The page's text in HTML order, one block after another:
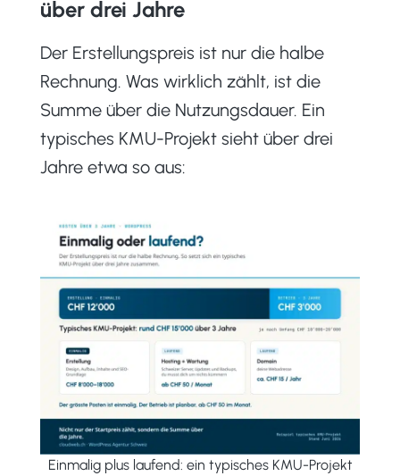
über drei Jahre
Der Erstellungspreis ist nur die halbe
Rechnung. Was wirklich zählt, ist die
Summe über die Nutzungsdauer. Ein
typisches KMU-Projekt sieht über drei
Jahre etwa so aus:
Einmalig plus laufend: ein typisches KMU-Projekt